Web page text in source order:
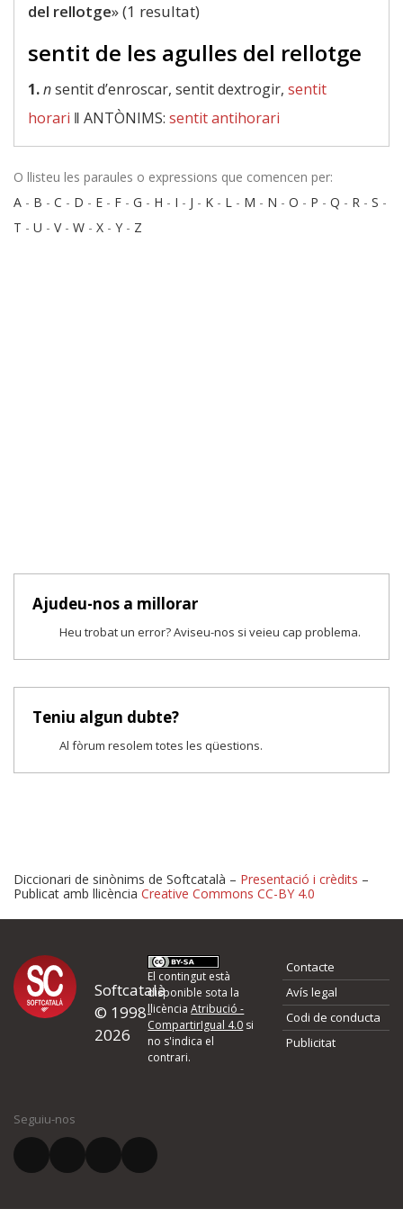
del rellotge» (1 resultat)
sentit de les agulles del rellotge
1.nsentit d’enroscar, sentit dextrogir, sentit
horari ‖ ANTÒNIMS: sentit antihorari
O llisteu les paraules o expressions que comencen per:
A - B - C - D - E - F - G - H - I - J - K - L - M - N - O - P - Q - R - S -
T - U - V- W - X - Y - Z
Ajudeu-nos a millorar
Heu trobat un error? Aviseu-nos si veieu cap problema.
Teniu algun dubte?
Al fòrum resolem totes les qüestions.
Proposeu-nos millores o
d'errors
Si heu trobat un error o voleu proposar alguna millora, ompliu els
quina és la millora que proposeu o l'error del qual voleu informar-
El vostre correu electrònic *
Diccionari de sinònims de Softcatalà – Presentació i crèdits –
Publicat amb llicència Creative Commons CC-BY 4.0
Softcatalà
© 1998-
2026
El contingut està
disponible sota la
llicènciaAtribució -
CompartirIgual 4.0 si
no s'indica el
contrari.
Contacte
Avís legal
Codi de conducta
Publicitat
Seguiu-nos